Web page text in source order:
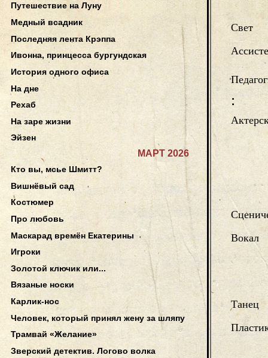
Свет
:
Вокал
Танец
Путешествие на Луну
Медный всадник
Последняя лента Крэппа
Ивонна, принцесса бургундская
История одного офиса
На дне
Рехаб
На заре жизни
Эйзен
МАРТ 2026
Кто вы, мсье Шмитт?
Вишнёвый сад
Костюмер
Про любовь
Маскарад времён Екатерины
Игроки
Золотой ключик или...
Вязаные носки
Карлик-нос
Человек, который принял жену за шляпу
Трамвай «Желание»
Зверский детектив. Логово волка